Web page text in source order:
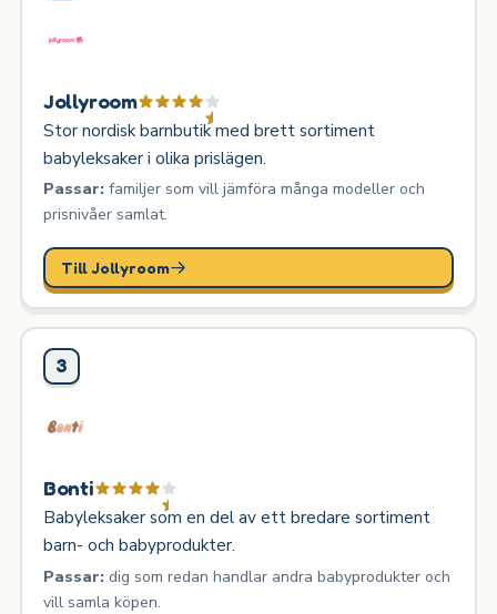
Jollyroom
Stor nordisk barnbutik med brett sortiment
babyleksaker i olika prislägen.
Passar:familjer som vill jämföra många modeller och
prisnivåer samlat.
Till Jollyroom
3
Bonti
Babyleksaker som en del av ett bredare sortiment
barn- och babyprodukter.
Passar:dig som redan handlar andra babyprodukter och
vill samla köpen.